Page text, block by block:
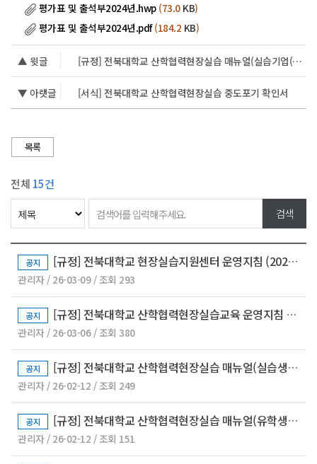
평가표 및 출석부2024년.hwp (73.0 KB)
평가표 및 출석부2024년.pdf (184.2 KB)
▲ 윗글 [규정] 전북대학교 산학협력현장실습 매뉴얼(실습기업(관)용)
▼ 아랫글 [서식] 전북대학교 산학협력현장실습 중도포기 확인서
목록
전체 15건
공지 [규정] 전북대학교 현장실습지원센터 운영지침 (2025.10.27.)
관리자 / 26-03-09 / 조회 293
공지 [규정] 전북대학교 산학협력현장실습교육 운영지침 (2025.12.22.)
관리자 / 26-03-06 / 조회 380
공지 [규정] 전북대학교 산학협력현장실습 매뉴얼(실습생용) (2026.04. 제작)
관리자 / 26-02-12 / 조회 249
공지 [규정] 전북대학교 산학협력현장실습 매뉴얼(유학생용) (2025.09. 제작)
관리자 / 26-02-12 / 조회 151